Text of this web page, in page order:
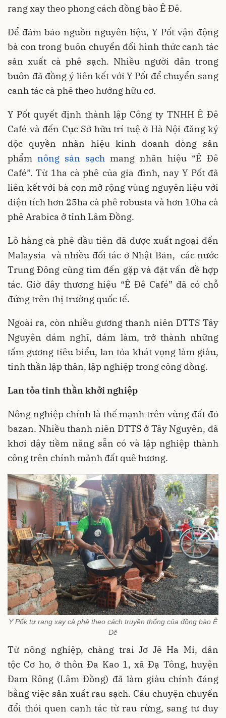
rang xay theo phong cách đồng bào Ê Đê.
Để đảm bảo nguồn nguyên liệu, Y Pốt vận động
bà con trong buôn chuyển đổi hình thức canh tác
sản xuất cà phê sạch. Nhiều người dân trong
buôn đã đồng ý liên kết với Y Pốt để chuyển sang
canh tác cà phê theo hướng hữu cơ.
Y Pốt quyết định thành lập Công ty TNHH Ê Đê
Café và đến Cục Sở hữu trí tuệ ở Hà Nội đăng ký
độc quyền nhãn hiệu kinh doanh dòng sản
phẩm nông sản sạch mang nhãn hiệu “Ê Đê
Café”. Từ 1ha cà phê của gia đình, nay Y Pốt đã
liên kết với bà con mở rộng vùng nguyên liệu với
diện tích hơn 25ha cà phê robusta và hơn 10ha cà
phê Arabica ở tỉnh Lâm Đồng.
Lô hàng cà phê đầu tiên đã được xuất ngoại đến
Malaysia và nhiều đối tác ở Nhật Bản, các nước
Trung Đông cũng tìm đến gặp và đặt vấn đề hợp
tác. Giờ đây thương hiệu “Ê Đê Café” đã có chỗ
đứng trên thị trường quốc tế.
Ngoài ra, còn nhiều gương thanh niên DTTS Tây
Nguyên dám nghĩ, dám làm, trở thành những
tấm gương tiêu biểu, lan tỏa khát vọng làm giàu,
tinh thần lập thân, lập nghiệp trong công đồng.
Lan tỏa tinh thần khởi nghiệp
Nông nghiệp chính là thế mạnh trên vùng đất đỏ
bazan. Nhiều thanh niên DTTS ở Tây Nguyên, đã
khơi dậy tiềm năng sẵn có và lập nghiệp thành
công trên chính mảnh đất quê hương.
Y Pốk tự rang xay cà phê theo cách truyền thống của đồng bào Ê
Đê
Từ nông nghiệp, chàng trai Jơ Jê Ha Mi, dân
tộc Cơ ho, ở thôn Ða Kao 1, xã Ðạ Tông, huyện
Ðam Rông (Lâm Đồng) đã làm giàu chính đáng
bằng việc sản xuất rau sạch. Câu chuyện chuyển
đổi thói quen canh tác từ rau rừng, sang tư duy